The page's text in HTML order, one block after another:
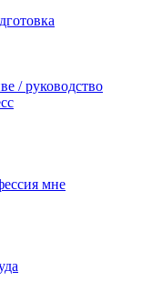
/ руководство
мне